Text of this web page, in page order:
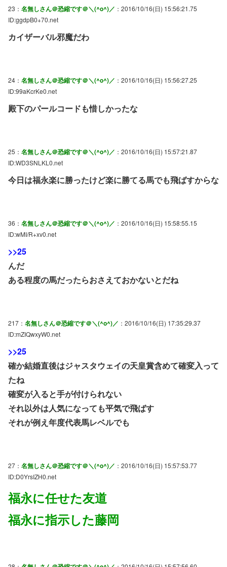
23： 名無しさん＠恐縮です＠＼(^o^)／ ：2016/10/16(日) 15:56:21.75
ID:ggdpB0+70.net
カイザーバル邪魔だわ
24： 名無しさん＠恐縮です＠＼(^o^)／ ：2016/10/16(日) 15:56:27.25
ID:99aKcrKe0.net
殿下のパールコードも惜しかったな
25： 名無しさん＠恐縮です＠＼(^o^)／ ：2016/10/16(日) 15:57:21.87
ID:WD3SNLKL0.net
今日は福永楽に勝ったけど楽に勝てる馬でも飛ばすからな
36： 名無しさん＠恐縮です＠＼(^o^)／ ：2016/10/16(日) 15:58:55.15
ID:wMI/R+xv0.net
>>25
んだ
ある程度の馬だったらおさえておかないとだね
217： 名無しさん＠恐縮です＠＼(^o^)／ ：2016/10/16(日) 17:35:29.37
ID:mZIQwxyW0.net
>>25
確か結婚直後はジャスタウェイの天皇賞含めて確変入って
たね
確変が入ると手が付けられない
それ以外は人気になっても平気で飛ばす
それが例え年度代表馬レベルでも
27： 名無しさん＠恐縮です＠＼(^o^)／ ：2016/10/16(日) 15:57:53.77
ID:D0YrsIZH0.net
福永に任せた友道
福永に指示した藤岡